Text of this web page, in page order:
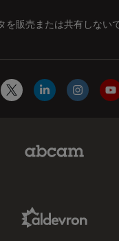
を販売または共有しない
X LinkedIn